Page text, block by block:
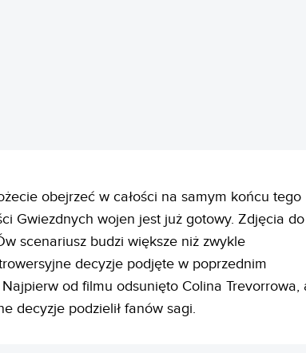
obejrzeć w całości na samym końcu tego
Gwiezdnych wojen jest już gotowy. Zdjęcia do
scenariusz budzi większe niż zwykle
decyzje podjęte w poprzednim
Najpierw od filmu odsunięto Colina Trevorrowa,
decyzje podzielił fanów sagi.